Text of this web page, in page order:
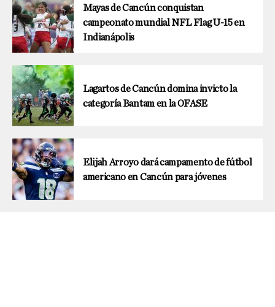
Mayas de Cancún conquistan
campeonato mundial NFL Flag U-15 en
Indianápolis
Lagartos de Cancún domina invicto la
categoría Bantam en la OFASE
Elijah Arroyo dará campamento de fútbol
americano en Cancún para jóvenes